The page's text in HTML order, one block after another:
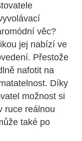
věc?
jej nabízí ve
Přestože
nafotit na
Díky
možnost si
ruce reálnou
také po